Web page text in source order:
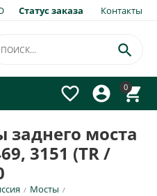
Статус заказа Контакты
0




моста
3151 (TR /
/ Мосты /